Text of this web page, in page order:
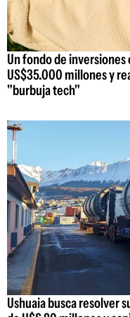
Un fondo de
US$35.000 millones y
"burbuja tech"
Ushuaia busca resolver